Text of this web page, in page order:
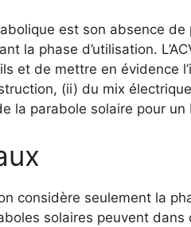
est son absence
la phase d’utilisation.
et de mettre en évidence
(ii) du mix
la parabole solaire pour
considère seulement la
solaires peuvent dans